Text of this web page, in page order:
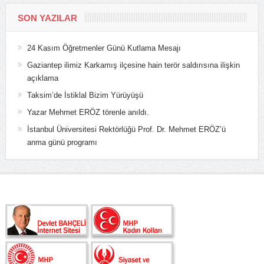
SON YAZILAR
24 Kasım Öğretmenler Günü Kutlama Mesajı
Gaziantep ilimiz Karkamış ilçesine hain terör saldırısına ilişkin
açıklama
Taksim’de İstiklal Bizim Yürüyüşü
Yazar Mehmet ERÖZ törenle anıldı.
İstanbul Üniversitesi Rektörlüğü Prof. Dr. Mehmet ERÖZ’ü
anma günü programı